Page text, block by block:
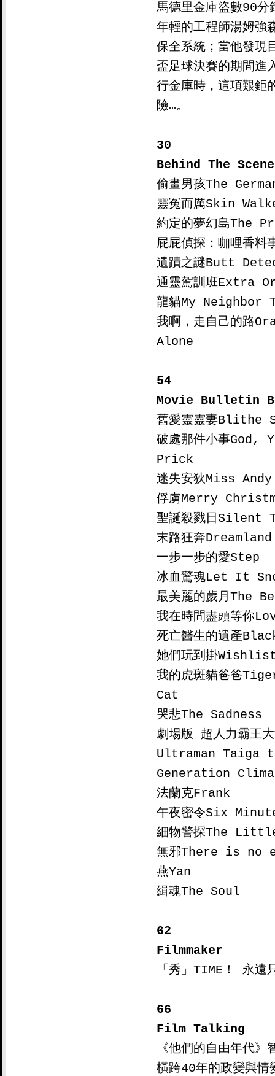
馬德里金庫盜數90
年輕的工程師湯姆強
保全系統；當他發現
盃足球決賽的期間進
行金庫時，這項艱鉅
險…。
30
Behind The
偷畫男孩The
靈冤而厲Skin
約定的夢幻島The
屁屁偵探：咖哩香料
遺蹟之謎Butt
通靈駕訓班Extra
龍貓My Neighbor
我啊，走自己的路
Alone
54
Movie Bulletin
舊愛靈靈妻
破處那件小事
Prick
迷失安狄Miss Andy
俘虜Merry
聖誕殺戮日Silent
末路狂奔Dreamland
一步一步的愛Step
冰血驚魂Let It
最美麗的歲月The
我在時間盡頭等你
死亡醫生的遺產
她們玩到掛
我的虎斑貓爸爸
Cat
哭悲The Sadness
劇場版 超人力霸王
Ultraman Taiga
Generation
法蘭克Frank
午夜密令Six
細物警探The
無邪There is no
燕Yan
緝魂The Soul
62
Filmmaker
「秀」TIME！ 永
66
Film Talking
《他們的自由年代
橫跨40年的政變與情